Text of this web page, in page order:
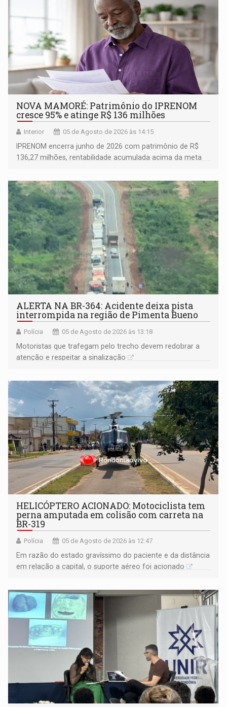
NOVA MAMORÉ: Patrimônio do IPRENOM
cresce 95% e atinge R$ 136 milhões
Interior 05 de Agosto de 2026 às 14:15
IPRENOM encerra junho de 2026 com patrimônio de R$
136,27 milhões, rentabilidade acumulada acima da meta
ALERTA NA BR-364: Acidente deixa pista
interrompida na região de Pimenta Bueno
Polícia 05 de Agosto de 2026 às 13:18
​Motoristas que trafegam pelo trecho devem redobrar a
atenção e respeitar a sinalização
HELICÓPTERO ACIONADO: Motociclista tem
perna amputada em colisão com carreta na
BR-319
Polícia 05 de Agosto de 2026 às 12:47
Em razão do estado gravíssimo do paciente e da distância
em relação a capital, o suporte aéreo foi acionado